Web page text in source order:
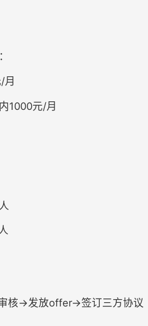
月
1000元/月
核→发放offer→签订三方协议